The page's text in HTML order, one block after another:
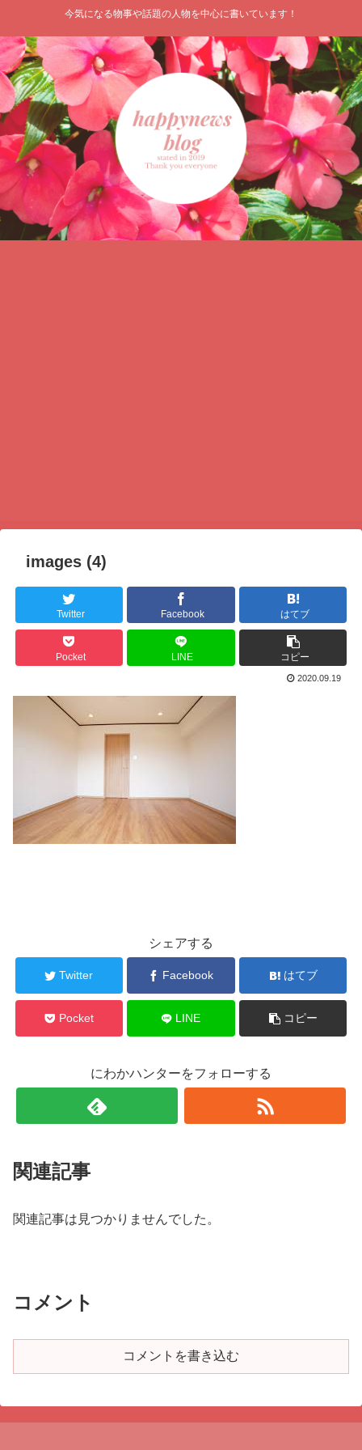
今気になる物事や話題の人物を中心に書いています！
images (4)
Twitter Facebook はてブ
Pocket LINE コピー
2020.09.19
シェアする
Twitter Facebook はてブ
Pocket LINE コピー
にわかハンターをフォローする
関連記事
関連記事は見つかりませんでした。
コメント
コメントを書き込む